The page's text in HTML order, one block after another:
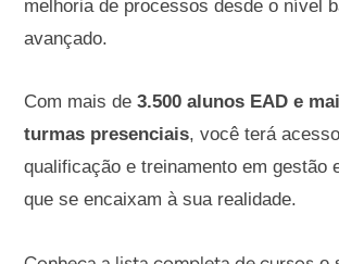
melhoria de processos desde o nível
avançado.
Com mais de 3.500 alunos EAD e
turmas presenciais, você terá
qualificação e treinamento em gestão
que se encaixam à sua realidade.